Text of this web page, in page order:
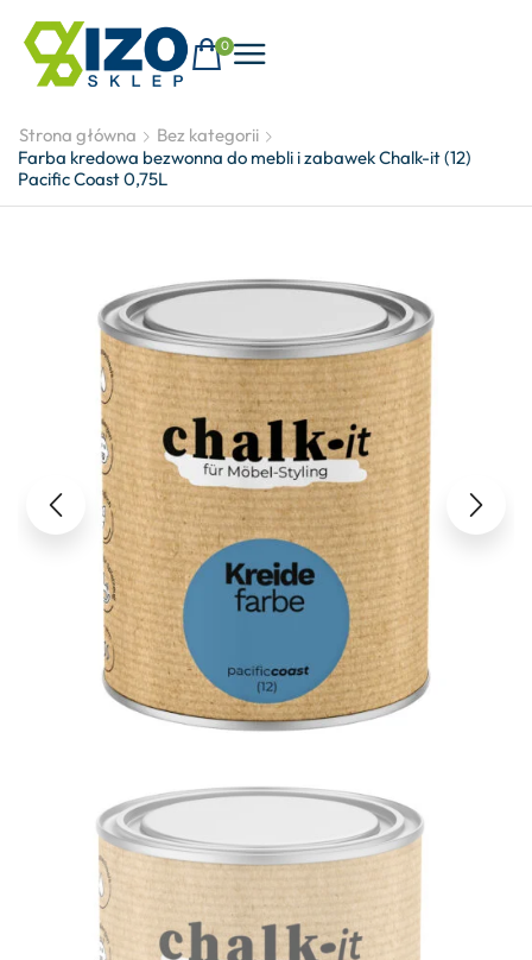
0
Strona główna
Bez kategorii
Farba kredowa bezwonna do mebli i zabawek Chalk-it (12)
Pacific Coast 0,75L